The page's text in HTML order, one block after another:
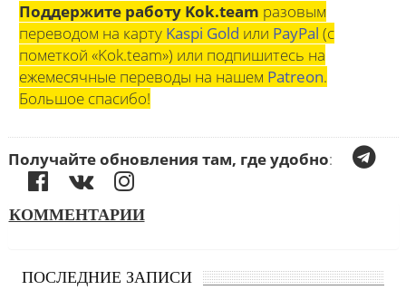
Поддержите работу Kok.team разовым
переводом на карту Kaspi Gold или PayPal (с
пометкой «Kok.team») или подпишитесь на
ежемесячные переводы на нашем Patreon.
Большое спасибо!
Получайте обновления там, где удобно:
КОММЕНТАРИИ
ПОСЛЕДНИЕ ЗАПИСИ